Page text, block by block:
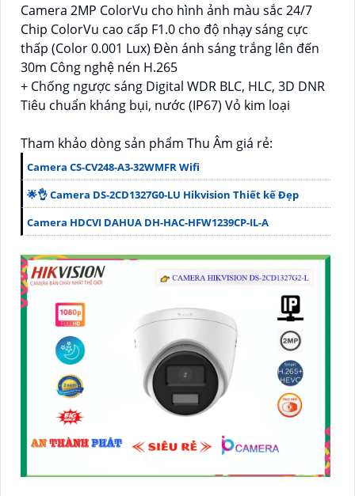
Camera 2MP ColorVu cho hình ảnh màu sắc 24/7
Chip ColorVu cao cấp F1.0 cho độ nhạy sáng cực
thấp (Color 0.001 Lux) Đèn ánh sáng trắng lên đến
30m Công nghệ nén H.265
+ Chống ngược sáng Digital WDR BLC, HLC, 3D DNR
Tiêu chuẩn kháng bụi, nước (IP67) Vỏ kim loại
Tham khảo dòng sản phẩm Thu Âm giá rẻ:
Camera CS-CV248-A3-32WMFR Wifi
🌟👌 Camera DS-2CD1327G0-LU Hikvision Thiết kế Đẹp
Camera HDCVI DAHUA DH-HAC-HFW1239CP-IL-A